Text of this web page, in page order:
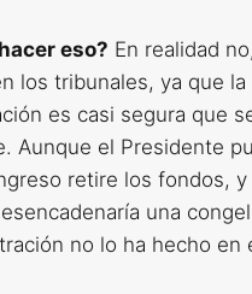
eso? En realidad
los tribunales, ya que
es casi segura que
Aunque el Presidente
retire los fondos, y
una
no lo ha hecho en